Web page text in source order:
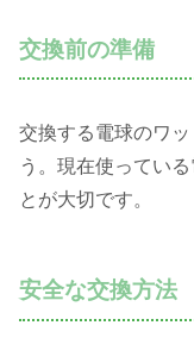
交換前の準備
交換する電球のワ
う。現在使ってい
とが大切です。
安全な交換方法